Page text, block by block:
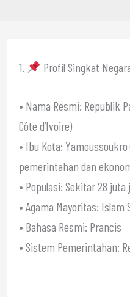
1. Profil Singkat
• Nama Resmi: Republik
Côte d’Ivoire)
• Ibu Kota:
pemerintahan dan
• Populasi: Sekitar 28 juta
• Agama Mayoritas:
• Bahasa Resmi: Prancis
• Sistem Pemerintahan: